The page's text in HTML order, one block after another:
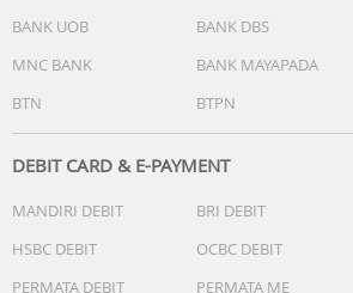
BANK UOB
BANK DBS
MNC BANK
BANK MAYAPADA
BTN
BTPN
DEBIT CARD & E-PAYMENT
MANDIRI DEBIT BRI DEBIT
HSBC DEBIT
OCBC DEBIT
PERMATA DEBIT
PERMATA ME